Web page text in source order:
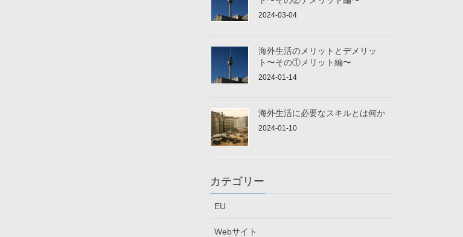
2024-03-04
海外生活のメリットとデメリッ
ト〜その①メリット編〜
2024-01-14
海外生活に必要なスキルとは何か
2024-01-10
カテゴリー
EU
Webサイト